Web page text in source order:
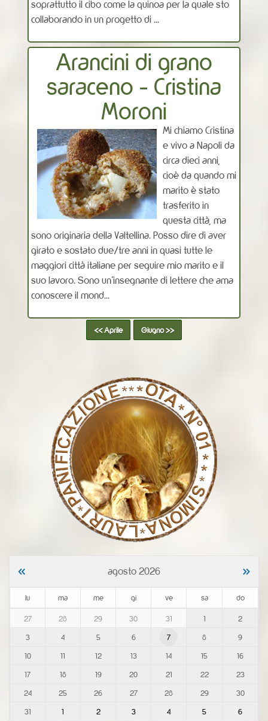
soprattutto il cibo come la quinoa per la quale sto
collaborando in un progetto di ...
Arancini di grano
saraceno - Cristina
Moroni
Mi chiamo Cristina
e vivo a Napoli da
circa dieci anni,
cioè da quando mi
marito è stato
trasferito in
questa città, ma
sono originaria della Valtellina. Posso dire di aver
girato e sostato due/tre anni in quasi tutte le
maggiori città italiane per seguire mio marito e il
suo lavoro. Sono un’insegnante di lettere che ama
conoscere il mond...
<< Aprile Giugno >>
« agosto 2026 »
lu ma me gi ve sa do
27 28 29 30 31 1
2
3
4 5 6 7 8
9
10
11 12 13 14 15
16
17
18 19 20 21 22
23
24
25 26 27 28 29
30
31
1 2 3 4 5 6